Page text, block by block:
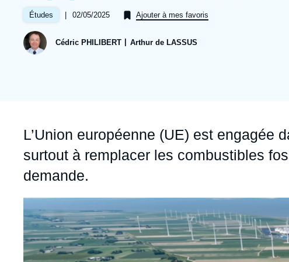
Partenariats et réseaux
Nous soutenir en tant que professionnel
Intelligence artificielle
Guerre en Ukraine
Jeudi 17 septembre 2026 17:30
Études |
Date
publication
02/05/2025 Ajouter à mes favoris
Cédric PHILIBERT Arthur de LASSUS
Accroche
L’Union européenne (UE) est engagée
surtout à remplacer les combustibles
demande.
Image
principale